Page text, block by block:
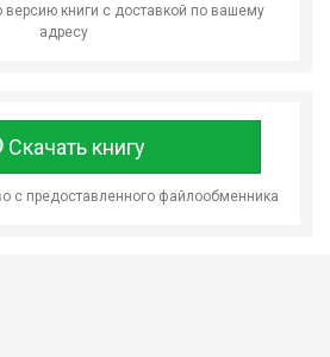
книги с доставкой по вашему
адресу
Скачать книгу
с предоставленного файлообменника